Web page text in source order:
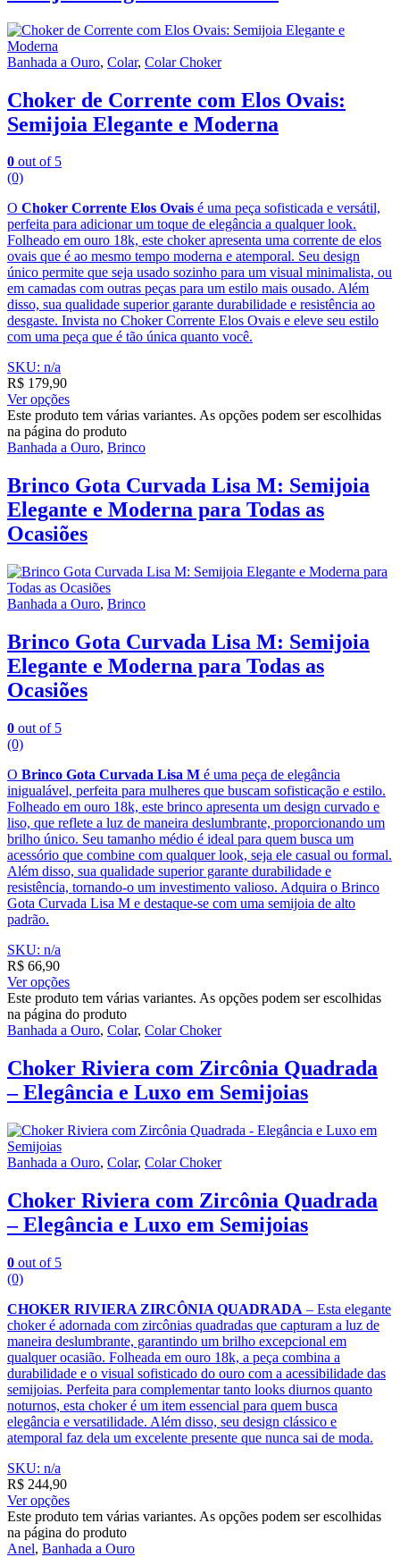
Banhada a Ouro, Colar, Colar Choker
Choker de Corrente com Elos Ovais:
Semijoia Elegante e Moderna
0 out of 5
(0)
O Choker Corrente Elos Ovais é uma peça sofisticada e versátil,
perfeita para adicionar um toque de elegância a qualquer look.
Folheado em ouro 18k, este choker apresenta uma corrente de elos
ovais que é ao mesmo tempo moderna e atemporal. Seu design
único permite que seja usado sozinho para um visual minimalista, ou
em camadas com outras peças para um estilo mais ousado. Além
disso, sua qualidade superior garante durabilidade e resistência ao
desgaste. Invista no Choker Corrente Elos Ovais e eleve seu estilo
com uma peça que é tão única quanto você.
SKU: n/a
R$ 179,90
Ver opções
Este produto tem várias variantes. As opções podem ser escolhidas
na página do produto
Banhada a Ouro, Brinco
Brinco Gota Curvada Lisa M: Semijoia
Elegante e Moderna para Todas as
Ocasiões
Banhada a Ouro, Brinco
Brinco Gota Curvada Lisa M: Semijoia
Elegante e Moderna para Todas as
Ocasiões
0 out of 5
(0)
O Brinco Gota Curvada Lisa M é uma peça de elegância
inigualável, perfeita para mulheres que buscam sofisticação e estilo.
Folheado em ouro 18k, este brinco apresenta um design curvado e
liso, que reflete a luz de maneira deslumbrante, proporcionando um
brilho único. Seu tamanho médio é ideal para quem busca um
acessório que combine com qualquer look, seja ele casual ou formal.
Além disso, sua qualidade superior garante durabilidade e
resistência, tornando-o um investimento valioso. Adquira o Brinco
Gota Curvada Lisa M e destaque-se com uma semijoia de alto
padrão.
SKU: n/a
R$ 66,90
Ver opções
Este produto tem várias variantes. As opções podem ser escolhidas
na página do produto
Banhada a Ouro, Colar, Colar Choker
Choker Riviera com Zircônia Quadrada
– Elegância e Luxo em Semijoias
Banhada a Ouro, Colar, Colar Choker
Choker Riviera com Zircônia Quadrada
– Elegância e Luxo em Semijoias
0 out of 5
(0)
CHOKER RIVIERA ZIRCÔNIA QUADRADA – Esta elegante
choker é adornada com zircônias quadradas que capturam a luz de
maneira deslumbrante, garantindo um brilho excepcional em
qualquer ocasião. Folheada em ouro 18k, a peça combina a
durabilidade e o visual sofisticado do ouro com a acessibilidade das
semijoias. Perfeita para complementar tanto looks diurnos quanto
noturnos, esta choker é um item essencial para quem busca
elegância e versatilidade. Além disso, seu design clássico e
atemporal faz dela um excelente presente que nunca sai de moda.
SKU: n/a
R$ 244,90
Ver opções
Este produto tem várias variantes. As opções podem ser escolhidas
na página do produto
Anel, Banhada a Ouro